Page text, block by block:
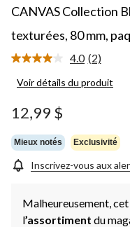
CANVAS Collection
texturées, 80 mm,
4.0 Lire
2
même
page.
(2)
Voir détails du produit
12,99 $
Mieux notés Exclusivité
Inscrivez-vous aux
Malheureusement,
l’assortiment du